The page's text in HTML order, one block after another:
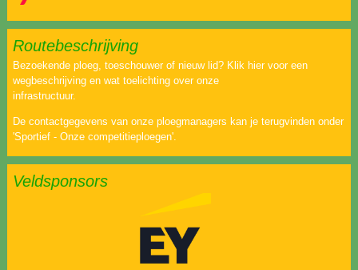
Routebeschrijving
Bezoekende ploeg, toeschouwer of nieuw lid? Klik hier voor een
wegbeschrijving en wat toelichting over onze
infrastructuur.
De contactgegevens van onze ploegmanagers kan je terugvinden onder
'Sportief - Onze competitieploegen'.
Veldsponsors